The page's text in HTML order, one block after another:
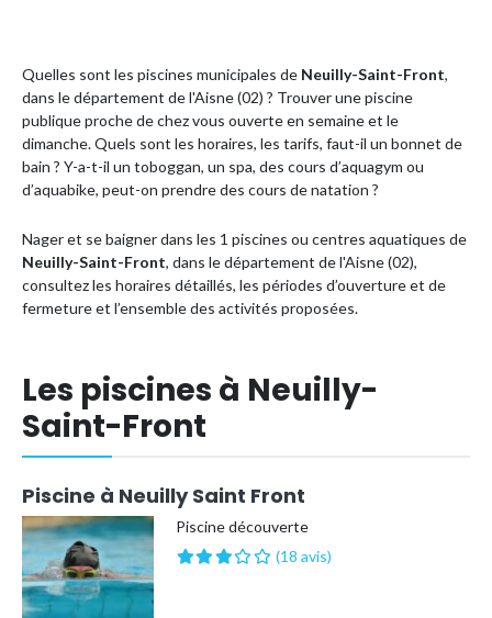
Quelles sont les piscines municipales de Neuilly-Saint-Front,
dans le département de l'Aisne (02) ? Trouver une piscine
publique proche de chez vous ouverte en semaine et le
dimanche. Quels sont les horaires, les tarifs, faut-il un bonnet de
bain ? Y-a-t-il un toboggan, un spa, des cours d’aquagym ou
d’aquabike, peut-on prendre des cours de natation ?
Nager et se baigner dans les 1 piscines ou centres aquatiques de
Neuilly-Saint-Front, dans le département de l'Aisne (02),
consultez les horaires détaillés, les périodes d’ouverture et de
fermeture et l’ensemble des activités proposées.
Les piscines à Neuilly-
Saint-Front
Piscine à Neuilly Saint Front
Piscine découverte
(18 avis)